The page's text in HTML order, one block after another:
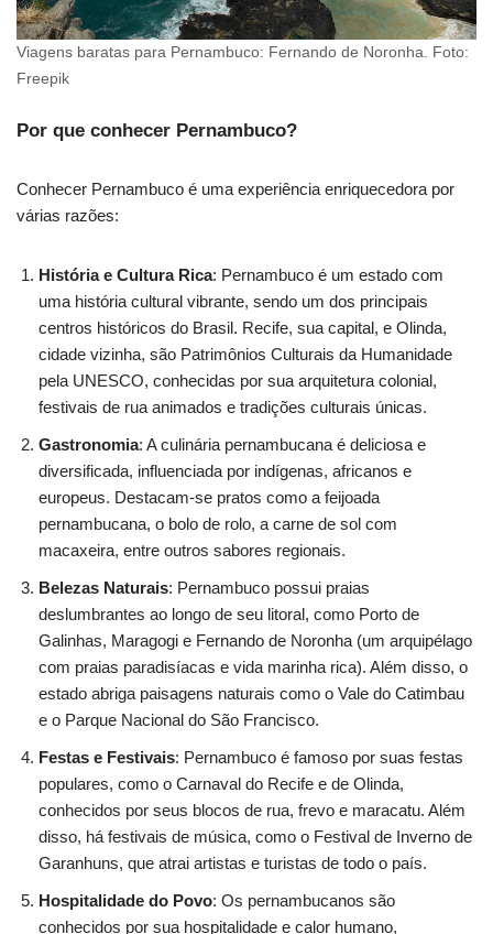
Viagens baratas para Pernambuco: Fernando de Noronha. Foto:
Freepik
Por que conhecer Pernambuco?
Conhecer Pernambuco é uma experiência enriquecedora por
várias razões:
História e Cultura Rica: Pernambuco é um estado com
uma história cultural vibrante, sendo um dos principais
centros históricos do Brasil. Recife, sua capital, e Olinda,
cidade vizinha, são Patrimônios Culturais da Humanidade
pela UNESCO, conhecidas por sua arquitetura colonial,
festivais de rua animados e tradições culturais únicas.
Gastronomia: A culinária pernambucana é deliciosa e
diversificada, influenciada por indígenas, africanos e
europeus. Destacam-se pratos como a feijoada
pernambucana, o bolo de rolo, a carne de sol com
macaxeira, entre outros sabores regionais.
Belezas Naturais: Pernambuco possui praias
deslumbrantes ao longo de seu litoral, como Porto de
Galinhas, Maragogi e Fernando de Noronha (um arquipélago
com praias paradisíacas e vida marinha rica). Além disso, o
estado abriga paisagens naturais como o Vale do Catimbau
e o Parque Nacional do São Francisco.
Festas e Festivais: Pernambuco é famoso por suas festas
populares, como o Carnaval do Recife e de Olinda,
conhecidos por seus blocos de rua, frevo e maracatu. Além
disso, há festivais de música, como o Festival de Inverno de
Garanhuns, que atrai artistas e turistas de todo o país.
Hospitalidade do Povo: Os pernambucanos são
conhecidos por sua hospitalidade e calor humano,